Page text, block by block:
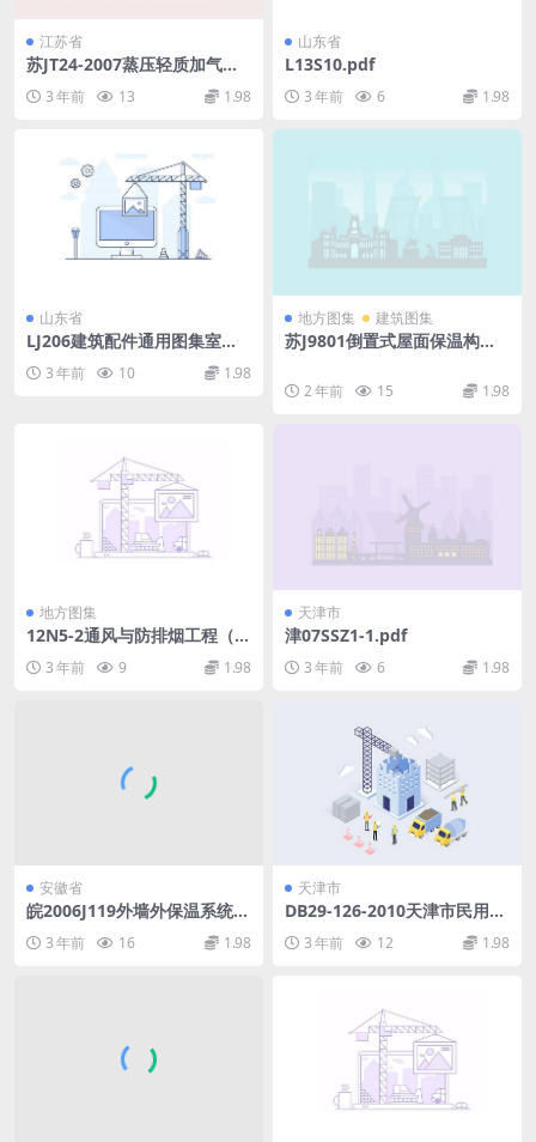
江苏省
苏JT24-2007蒸压轻质加气混
凝土(NALC)砌块建筑构造图
集.pdf
3 年前 13 1.98
山东省
L13S10.pdf
3 年前 6 1.98
山东省
LJ206建筑配件通用图集室外
3 年前 10 1.98
地方图集 建筑图集
苏J9801倒置式屋面保温构造
ar
2 年前 15 1.98
地方图集
12N5-2通风与防排烟工程（通
册）.pdf
3 年前 9 1.98
天津市
津07SSZ1-1.pdf
3 年前 6 1.98
安徽省
皖2006J119外墙外保温系统构
3 年前 16 1.98
天津市
DB29-126-2010天津市民用建
筑节能工程施工质量验收规程.
pdf3 年前 12 1.98